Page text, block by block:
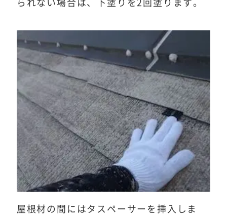
られない場合は、下塗りを2回塗ります。
屋根材の間にはタスペーサーを挿入しま